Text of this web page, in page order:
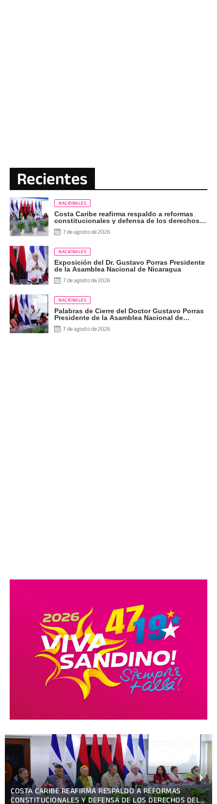
Recientes
NACIONALES
Costa Caribe reafirma respaldo a reformas
constitucionales y defensa de los derechos
del pueblo
7 de agosto de 2026
NACIONALES
Exposición del Dr. Gustavo Porras Presidente
de la Asamblea Nacional de Nicaragua
7 de agosto de 2026
NACIONALES
Palabras de Cierre del Doctor Gustavo Porras
Presidente de la Asamblea Nacional de
Nicaragua
7 de agosto de 2026
EXPOSICIÓN DEL DR. GUSTAVO PORRAS PRESIDENTE DE
LA ASAMBLEA NACIONAL DE NICARAGUA